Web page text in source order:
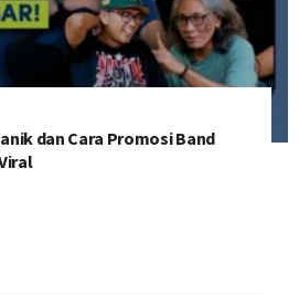
dan Cara Promosi Band